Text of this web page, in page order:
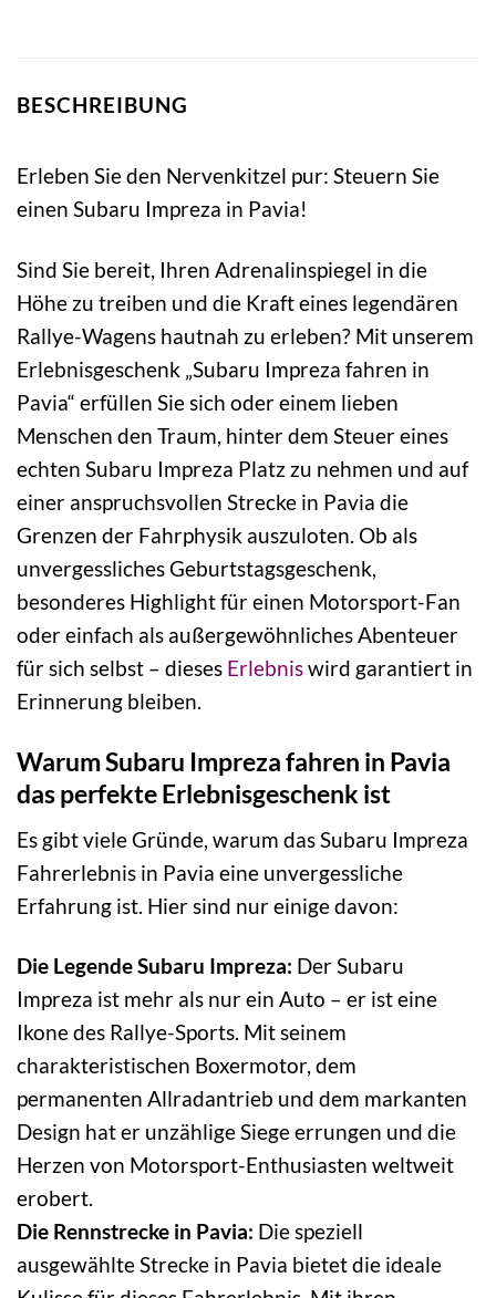
BESCHREIBUNG
Erleben Sie den Nervenkitzel pur: Steuern Sie
einen Subaru Impreza in Pavia!
Sind Sie bereit, Ihren Adrenalinspiegel in die
Höhe zu treiben und die Kraft eines legendären
Rallye-Wagens hautnah zu erleben? Mit unserem
Erlebnisgeschenk „Subaru Impreza fahren in
Pavia“ erfüllen Sie sich oder einem lieben
Menschen den Traum, hinter dem Steuer eines
echten Subaru Impreza Platz zu nehmen und auf
einer anspruchsvollen Strecke in Pavia die
Grenzen der Fahrphysik auszuloten. Ob als
unvergessliches Geburtstagsgeschenk,
besonderes Highlight für einen Motorsport-Fan
oder einfach als außergewöhnliches Abenteuer
für sich selbst – dieses Erlebniswird garantiert in
Erinnerung bleiben.
Warum Subaru Impreza fahren in Pavia
das perfekte Erlebnisgeschenk ist
Es gibt viele Gründe, warum das Subaru Impreza
Fahrerlebnis in Pavia eine unvergessliche
Erfahrung ist. Hier sind nur einige davon:
Die Legende Subaru Impreza: Der Subaru
Impreza ist mehr als nur ein Auto – er ist eine
Ikone des Rallye-Sports. Mit seinem
charakteristischen Boxermotor, dem
permanenten Allradantrieb und dem markanten
Design hat er unzählige Siege errungen und die
Herzen von Motorsport-Enthusiasten weltweit
erobert.
Die Rennstrecke in Pavia: Die speziell
ausgewählte Strecke in Pavia bietet die ideale